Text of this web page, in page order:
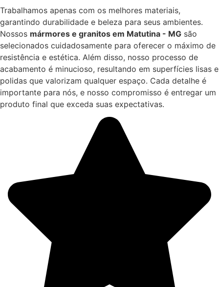
Trabalhamos apenas com os melhores materiais,
garantindo durabilidade e beleza para seus ambientes.
Nossos mármores e granitos em Matutina - MG são
selecionados cuidadosamente para oferecer o máximo de
resistência e estética. Além disso, nosso processo de
acabamento é minucioso, resultando em superfícies lisas e
polidas que valorizam qualquer espaço. Cada detalhe é
importante para nós, e nosso compromisso é entregar um
produto final que exceda suas expectativas.